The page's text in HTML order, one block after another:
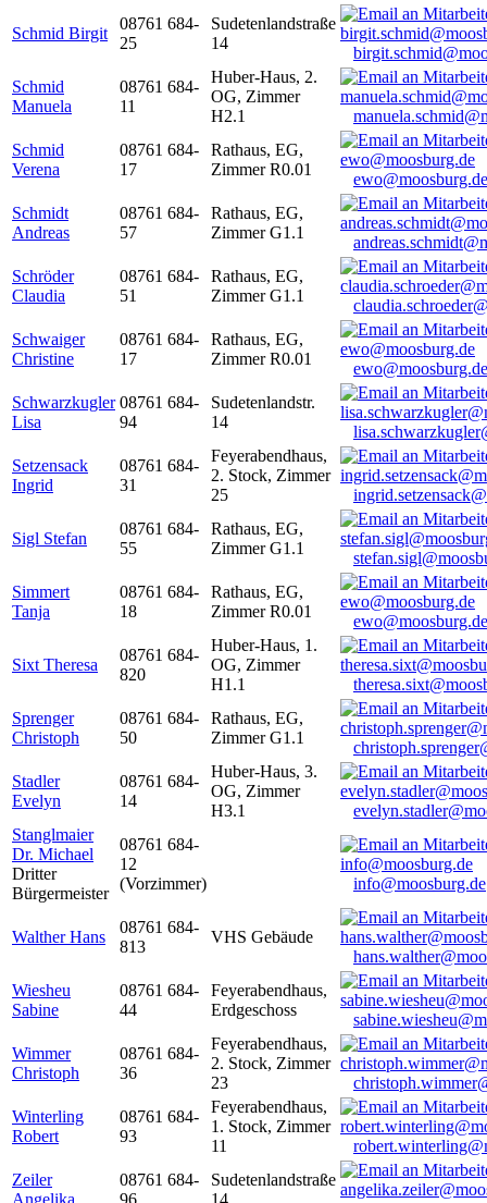
Schmid Birgit
08761 684-
25
Sudetenlandstraße
14
Schmid
Manuela
08761 684-
11
Huber-Haus, 2.
OG, Zimmer
H2.1
Schmid
Verena
08761 684-
17
Rathaus, EG,
Zimmer R0.01
ewo@moosburg.de
Schmidt
Andreas
08761 684-
57
Rathaus, EG,
Zimmer G1.1
Schröder
Claudia
08761 684-
51
Rathaus, EG,
Zimmer G1.1
Schwaiger
Christine
08761 684-
17
Rathaus, EG,
Zimmer R0.01
ewo@moosburg.de
Schwarzkugler
Lisa
08761 684-
94
Sudetenlandstr.
14
Setzensack
Ingrid
08761 684-
31
Feyerabendhaus,
2. Stock, Zimmer
25
Sigl Stefan
08761 684-
55
Rathaus, EG,
Zimmer G1.1
Simmert
Tanja
08761 684-
18
Rathaus, EG,
Zimmer R0.01
ewo@moosburg.de
Sixt Theresa
08761 684-
820
Huber-Haus, 1.
OG, Zimmer
H1.1
Sprenger
Christoph
08761 684-
50
Rathaus, EG,
Zimmer G1.1
Stadler
Evelyn
08761 684-
14
Huber-Haus, 3.
OG, Zimmer
H3.1
Stanglmaier
Dr. Michael
Dritter
Bürgermeister
08761 684-
12
(Vorzimmer)
info@moosburg.de
Walther Hans
08761 684-
813
VHS Gebäude
Wiesheu
Sabine
08761 684-
44
Feyerabendhaus,
Erdgeschoss
Wimmer
Christoph
08761 684-
36
Feyerabendhaus,
2. Stock, Zimmer
23
Winterling
Robert
08761 684-
93
Feyerabendhaus,
1. Stock, Zimmer
11
Zeiler
Angelika
08761 684-
96
Sudetenlandstraße
14